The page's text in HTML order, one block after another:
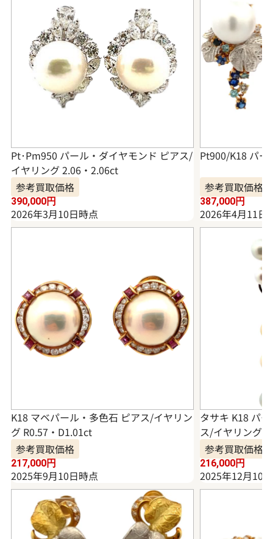
Pt･Pm950 パール・ダイヤモンド ピアス/
イヤリング 2.06・2.06ct
参考買取価格
390,000円
2026年3月10日時点
Pt900/K18 パー
参考買取価格
387,000円
2026年4月11日
K18 マベパール・多色石 ピアス/イヤリン
グ R0.57・D1.01ct
参考買取価格
217,000円
2025年9月10日時点
タサキ K18 パ
ス/イヤリング
参考買取価格
216,000円
2025年12月10